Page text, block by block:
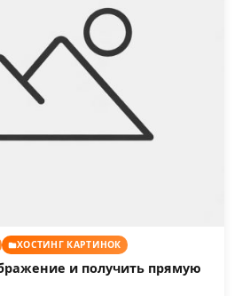
ХОСТИНГ КАРТИНОК
и получить прямую